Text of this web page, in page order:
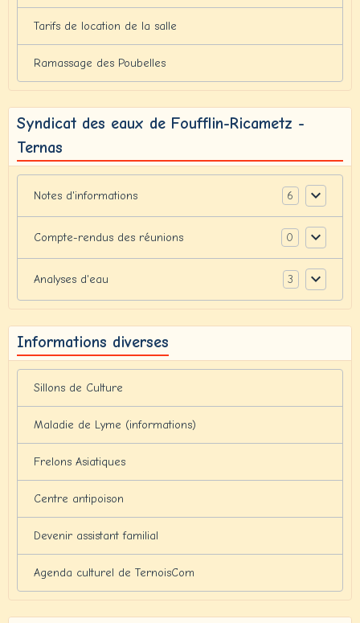
Tarifs de location de la salle
Ramassage des Poubelles
Syndicat des eaux de Foufflin-Ricametz -
Ternas
Notes d'informations 6
Compte-rendus des réunions 0
Analyses d'eau 3
Informations diverses
Sillons de Culture
Maladie de Lyme (informations)
Frelons Asiatiques
Centre antipoison
Devenir assistant familial
Agenda culturel de TernoisCom